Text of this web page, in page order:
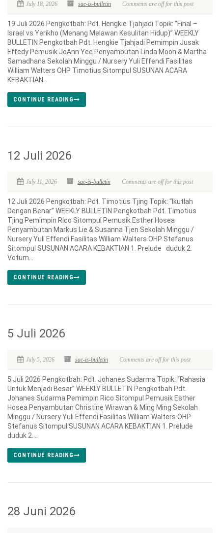
July 18, 2026 sac-is-bulletin Comments are off for this post
19 Juli 2026 Pengkotbah: Pdt. Hengkie Tjahjadi Topik: “Final –
Israel vs Yerikho (Menang Melawan Kesulitan Hidup)” WEEKLY
BULLETIN Pengkotbah Pdt. Hengkie Tjahjadi Pemimpin Jusak
Effedy Pemusik JoAnn Yee Penyambutan Linda Moon & Martha
Samadhana Sekolah Minggu / Nursery Yuli Effendi Fasilitas
William Walters OHP Timotius Sitompul SUSUNAN ACARA
KEBAKTIAN...
CONTINUE READING
12 Juli 2026
July 11, 2026 sac-is-bulletin Comments are off for this post
12 Juli 2026 Pengkotbah: Pdt. Timotius Tjing Topik: “Ikutlah
Dengan Benar” WEEKLY BULLETIN Pengkotbah Pdt. Timotius
Tjing Pemimpin Rico Sitompul Pemusik Esther Hosea
Penyambutan Markus Lie & Susanna Tjen Sekolah Minggu /
Nursery Yuli Effendi Fasilitas William Walters OHP Stefanus
Sitompul SUSUNAN ACARA KEBAKTIAN 1. Prelude duduk 2.
Votum...
CONTINUE READING
5 Juli 2026
July 5, 2026 sac-is-bulletin Comments are off for this post
5 Juli 2026 Pengkotbah: Pdt. Johanes Sudarma Topik: “Rahasia
Untuk Menjadi Besar” WEEKLY BULLETIN Pengkotbah Pdt.
Johanes Sudarma Pemimpin Rico Sitompul Pemusik Esther
Hosea Penyambutan Christine Wirawan & Ming Ming Sekolah
Minggu / Nursery Yuli Effendi Fasilitas William Walters OHP
Stefanus Sitompul SUSUNAN ACARA KEBAKTIAN 1. Prelude
duduk 2....
CONTINUE READING
28 Juni 2026